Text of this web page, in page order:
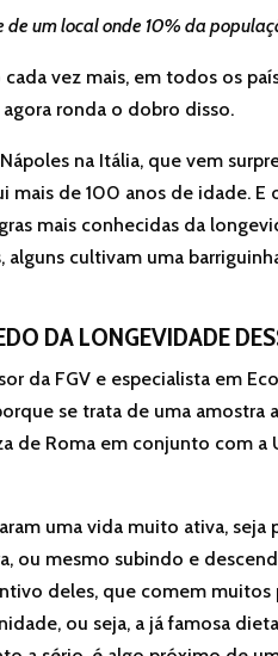
um local onde 10% da
vez mais, em todos os
ronda o dobro disso.
na Itália, que vem
mais de 100 anos de idade.
mais conhecidas da
cultivam uma
DA LONGEVIDADE
da FGV e especialista em
se trata de uma amostra
de Roma em conjunto com a
uma vida muito ativa,
ou mesmo subindo e
deles, que comem muitos
ou seja, a já famosa